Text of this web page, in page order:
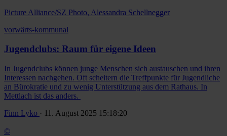
Picture Alliance/SZ Photo, Alessandra Schellnegger
vorwärts-kommunal
Jugendclubs: Raum für eigene Ideen
In Jugendclubs können junge Menschen sich austauschen und ihren
Interessen nachgehen. Oft scheitern die Treffpunkte für Jugendliche
an Bürokratie und zu wenig Unterstützung aus dem Rathaus. In
Mettlach ist das anders.
Finn Lyko · 11. August 2025 15:18:20
©